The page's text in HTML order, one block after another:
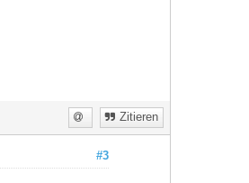
Zitieren
#3